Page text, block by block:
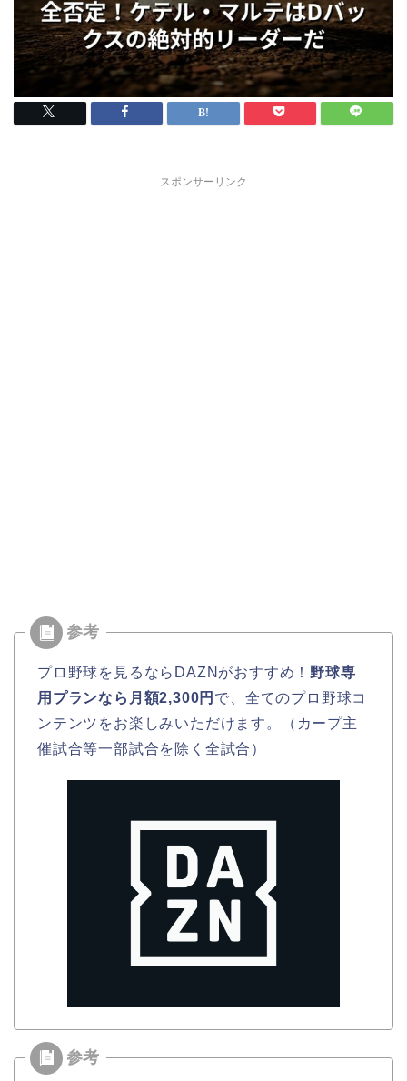
スポンサーリンク
プロ野球を見るならDAZNがおすすめ！ 野球専
用プランなら月額2,300円 で、全てのプロ野球コ
ンテンツをお楽しみいただけます。（カープ主
催試合等一部試合を除く全試合）